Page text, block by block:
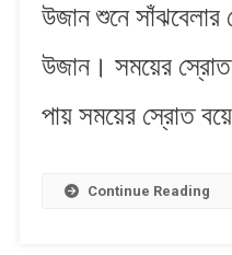
গান
উজান শুনে সাঁঝবেলার
উজান। সময়ের স্রোত
পায় সময়ের স্রোত
Continue Reading